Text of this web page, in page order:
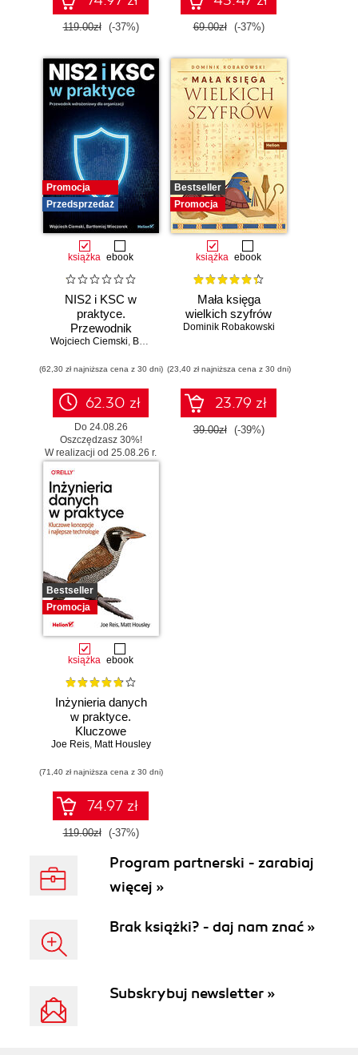
119.00zł (-37%) 69.00zł (-37%)
Promocja
Przedsprzedaż
książka ebook
NIS2 i KSC w
praktyce.
Przewodnik
wdrożeniowy dla
Wojciech Ciemski, Bartłomiej Wieczorek
(62,30 zł najniższa cena z 30 dni)
62.30 zł
Do 24.08.26
Oszczędzasz 30%!
W realizacji od 25.08.26 r.
Bestseller
Promocja
książka ebook
Mała księga
wielkich szyfrów
Dominik Robakowski
(23,40 zł najniższa cena z 30 dni)
23.79 zł
39.00zł (-39%)
Bestseller
Promocja
książka ebook
Inżynieria danych
w praktyce.
Kluczowe
koncepcje i
technologie
Joe Reis, Matt Housley
(71,40 zł najniższa cena z 30 dni)
74.97 zł
119.00zł (-37%)
Program partnerski - zarabiaj
więcej »
Brak książki? - daj nam znać »
Subskrybuj newsletter »